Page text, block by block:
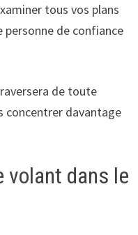
tous vos plans
personne de confiance
de toute
concentrer davantage
volant dans le